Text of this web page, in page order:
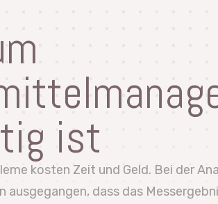
ist
kosten Zeit und Geld. Bei der
ausgegangen, dass das